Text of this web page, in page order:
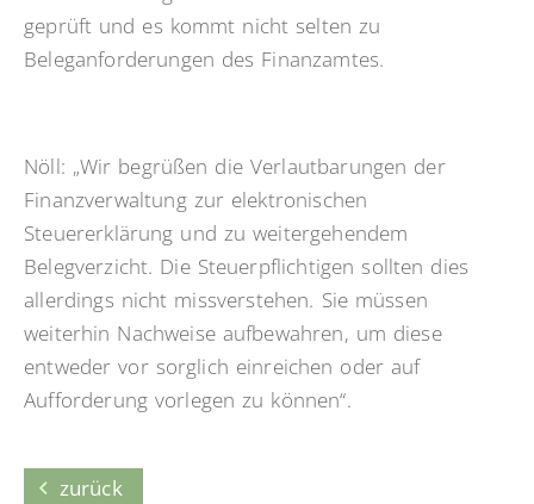
geprüft und es kommt nicht selten zu
Beleganforderungen des Finanzamtes.
Nöll: „Wir begrüßen die Verlautbarungen der
Finanzverwaltung zur elektronischen
Steuererklärung und zu weitergehendem
Belegverzicht. Die Steuerpflichtigen sollten dies
allerdings nicht missverstehen. Sie müssen
weiterhin Nachweise aufbewahren, um diese
entweder vor sorglich einreichen oder auf
Aufforderung vorlegen zu können“.
zurück